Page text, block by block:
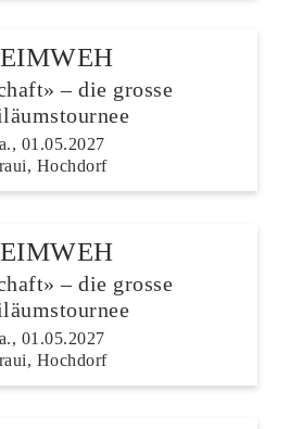
– die grosse
01.05.2027
Hochdorf
– die grosse
01.05.2027
Hochdorf